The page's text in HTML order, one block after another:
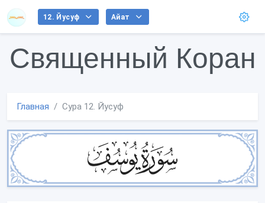
12. Йусуф Айат
Священный Коран
Главная Сура 12. Йусуф